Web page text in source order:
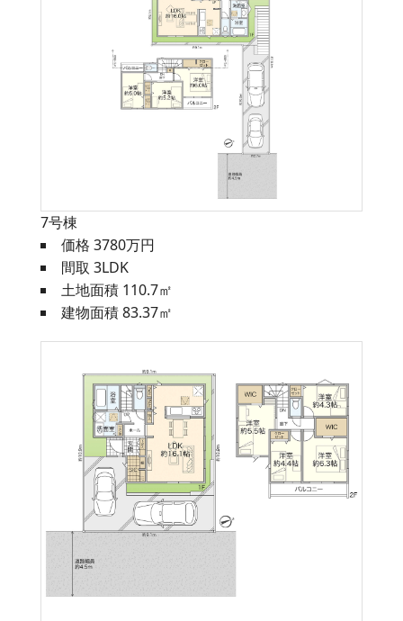
7号棟
価格 3780万円
間取 3LDK
土地面積 110.7㎡
建物面積 83.37㎡